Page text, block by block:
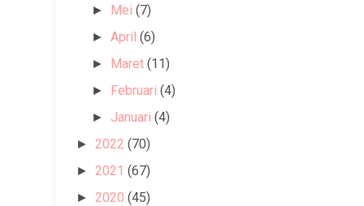
► Mei (7)
►April (6)
► Maret (11)
► Februari (4)
► Januari (4)
► 2022 (70)
► 2021 (67)
► 2020 (45)